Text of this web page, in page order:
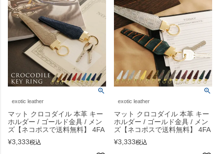
exotic leather
マット クロコダイル 本革 キー
ホルダー / ゴールド金具 / メン
ズ【ネコポスで送料無料】 4FA
¥3,333税込
exotic leather
マット クロコダイル 本革 キー
ホルダー / ゴールド金具 / メン
ズ【ネコポスで送料無料】 4FA
¥3,333税込